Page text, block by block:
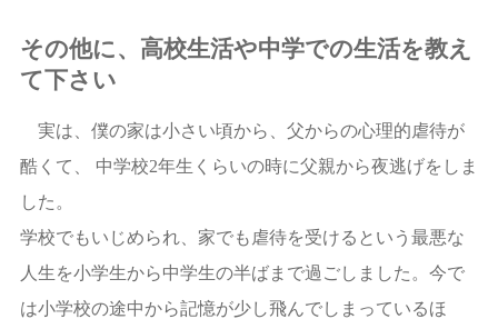
その他に、高校生活や中学での生活を教え
て下さい
実は、僕の家は小さい頃から、父からの心理的虐待が
酷くて、 中学校2年生くらいの時に父親から夜逃げをしま
した。
学校でもいじめられ、家でも虐待を受けるという最悪な
人生を小学生から中学生の半ばまで過ごしました。今で
は小学校の途中から記憶が少し飛んでしまっているほ